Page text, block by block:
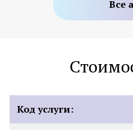
Все
Код услуги: